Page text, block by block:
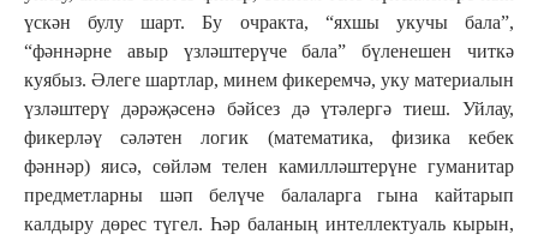
үскән булу шарт. Бу очракта, “яхшы укучы бала”,
“фәннәрне авыр үзләштерүче бала” бүленешен читкә
куябыз. Әлеге шартлар, минем фикеремчә, уку материалын
үзләштерү дәрәҗәсенә бәйсез дә үтәлергә тиеш. Уйлау,
фикерләү сәләтен логик (математика, физика кебек
фәннәр) яисә, сөйләм телен камилләштерүне гуманитар
предметларны шәп белүче балаларга гына кайтарып
калдыру дөрес түгел. Һәр баланың интеллектуаль кырын,